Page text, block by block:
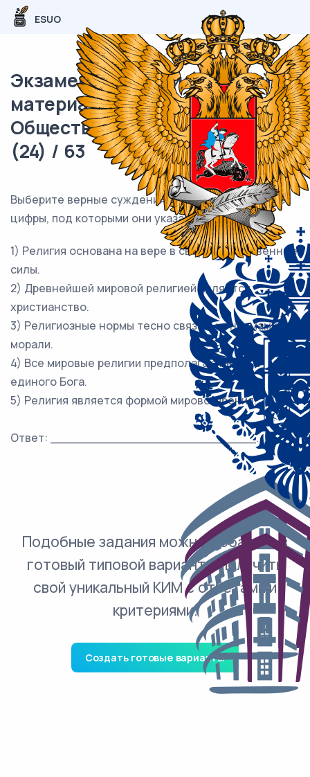
ESUO
Экзаменационный (типовой)
материал ЕГЭ /
Обществознание / 02 задание
(24) / 63
Выберите верные суждения о религии и запишите
цифры, под которыми они указаны.
1) Религия основана на вере в сверхъестественные
силы.
2) Древнейшей мировой религией является
христианство.
3) Религиозные нормы тесно связаны с нормами
морали.
4) Все мировые религии предполагают веру в
единого Бога.
5) Религия является формой мировоззрения.
Ответ: ___________________________.
Подобные задания можно добавить в
готовый типовой вариант и получить
свой уникальный КИМ с ответами и
критериями.
Создать готовые варианты